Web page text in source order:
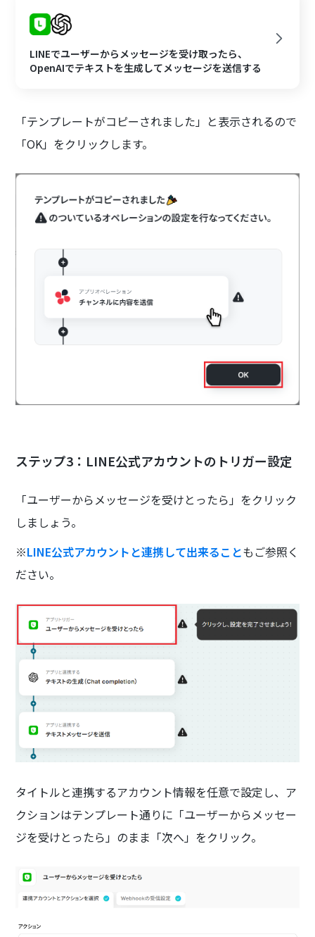
LINEでユーザーからメッセージを受け取ったら、
OpenAIでテキストを生成してメッセージを送信する
「テンプレートがコピーされました」と表示されるので
「OK」をクリックします。
ステップ3：LINE公式アカウントのトリガー設定
「ユーザーからメッセージを受けとったら」をクリック
しましょう。
※LINE公式アカウントと連携して出来ることもご参照く
ださい。
タイトルと連携するアカウント情報を任意で設定し、ア
クションはテンプレート通りに「ユーザーからメッセー
ジを受けとったら」のまま「次へ」をクリック。